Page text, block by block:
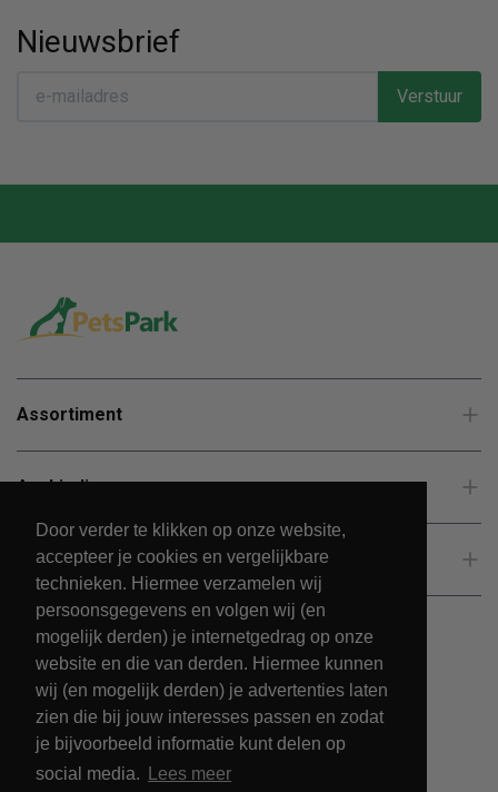
Door verder te klikken op onze website,
accepteer je cookies en vergelijkbare
technieken. Hiermee verzamelen wij
persoonsgegevens en volgen wij (en
mogelijk derden) je internetgedrag op onze
website en die van derden. Hiermee kunnen
wij (en mogelijk derden) je advertenties laten
zien die bij jouw interesses passen en zodat
je bijvoorbeeld informatie kunt delen op
social media.
Lees meer
Nieuwsbrief
Verstuur
Assortiment
Aanbiedingen
Klantenservice